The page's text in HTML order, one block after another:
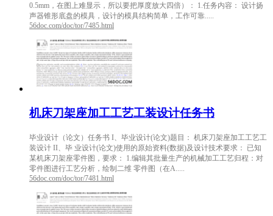
0.5mm，在图上难显示，所以要把厚度放大四倍）： 1.任务内容： 设计扬
声器锥形底盘的模具，设计的模具结构简单，工作可靠.....
56doc.com/doc/tor/7485.html
机床刀架座加工工艺工装设计任务书
毕业设计（论文）任务书 I、毕业设计(论文)题目： 机床刀架座加工工艺工
装设计 II、毕 业设计(论文)使用的原始资料(数据)及设计技术要求： 已知
某机床刀架座零件图，要求： 1.编辑其批量生产的机械加工工艺归程：对
零件图进行工艺分析，绘制二维 零件图（在A.....
56doc.com/doc/tor/7481.html